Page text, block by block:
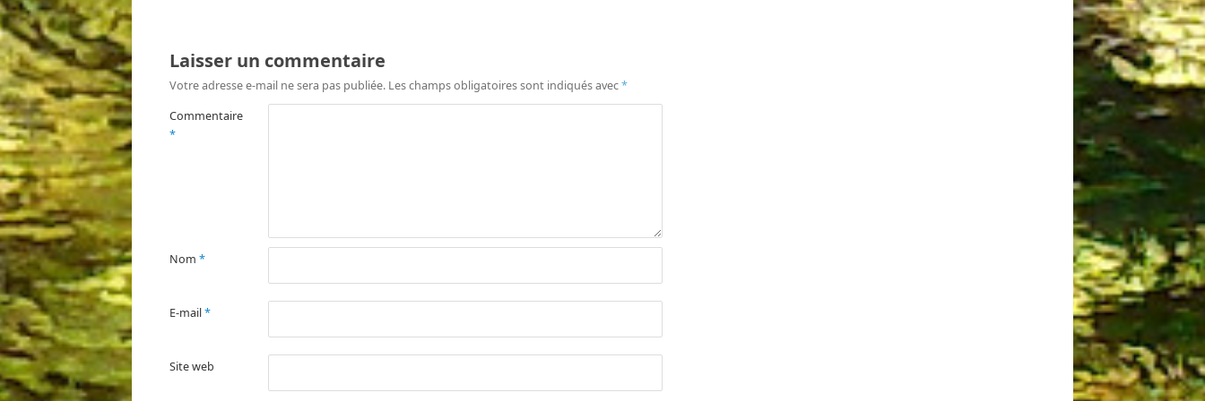
Laisser un commentaire
Votre adresse e-mail ne sera pas publiée. Les champs obligatoires sont indiqués avec*
Commentaire
*
Nom *
E-mail*
Site web